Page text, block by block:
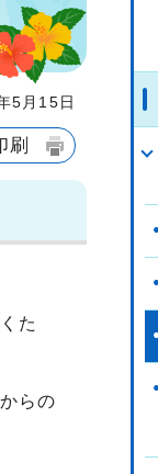
5月15日
刷
た
らの